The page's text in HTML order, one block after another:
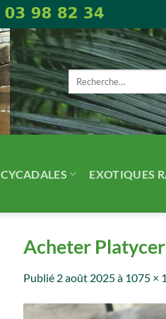
Recherche
pour :
CYCADALES EXOTIQUES
Acheter
Publié 2 août 2025à 1075 ×